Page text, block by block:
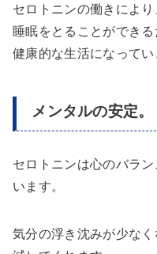
セロトニンの働きによ
睡眠をとることができ
健康的な生活になってい
メンタルの安定。
セロトニンは心のバラ
います。
気分の浮き沈みが少な